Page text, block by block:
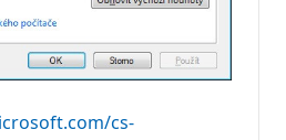
cs-